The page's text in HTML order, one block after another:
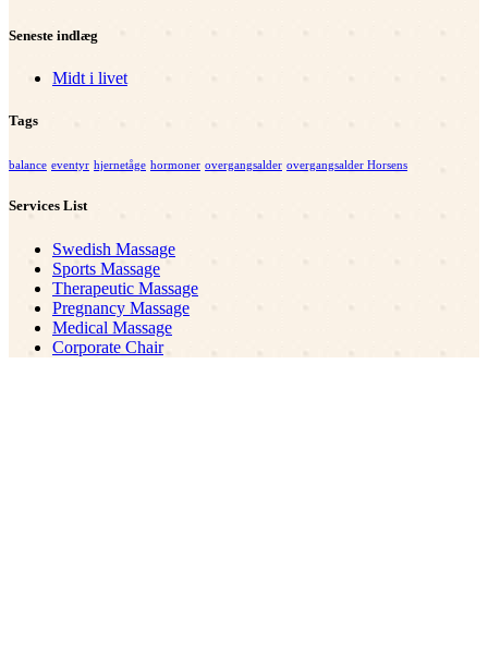
Seneste indlæg
Midt i livet
Tags
balance eventyr hjernetåge hormoner overgangsalder overgangsalder Horsens
Services List
Swedish Massage
Sports Massage
Therapeutic Massage
Pregnancy Massage
Medical Massage
Corporate Chair